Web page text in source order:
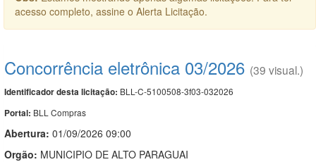
acesso completo, assine o Alerta Licitação.
Concorrência eletrônica 03/2026 (39 visual.)
Identificador desta licitação: BLL-C-5100508-3f03-032026
Portal: BLL Compras
Abertura: 01/09/2026 09:00
Orgão: MUNICIPIO DE ALTO PARAGUAI